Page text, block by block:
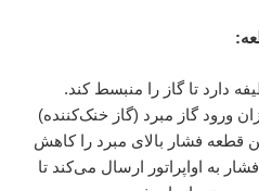
دارد تا گاز را منبسط کند.
ورود گاز مبرد (گاز خنک‌کننده)
قطعه فشار بالای مبرد را کاهش
به اواپراتور ارسال می‌کند تا